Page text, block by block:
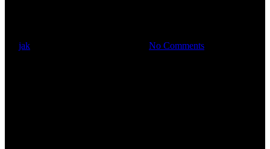
jak No Comments